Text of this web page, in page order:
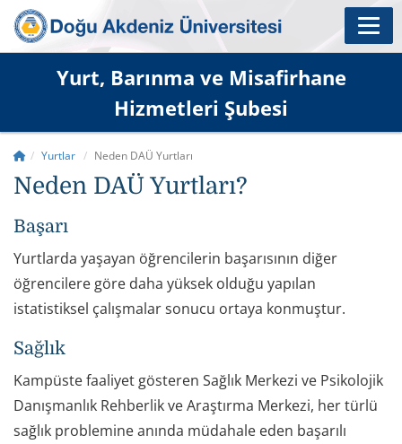
Yurt, Barınma ve Misafirhane
Hizmetleri Şubesi
Yurtlar Neden DAÜ Yurtları
Neden DAÜ Yurtları?
Başarı
Yurtlarda yaşayan öğrencilerin başarısının diğer
öğrencilere göre daha yüksek olduğu yapılan
istatistiksel çalışmalar sonucu ortaya konmuştur.
Sağlık
Kampüste faaliyet gösteren Sağlık Merkezi ve Psikolojik
Danışmanlık Rehberlik ve Araştırma Merkezi, her türlü
sağlık problemine anında müdahale eden başarılı